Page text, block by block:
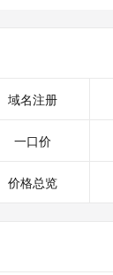
域名注册
一口价
价格总览